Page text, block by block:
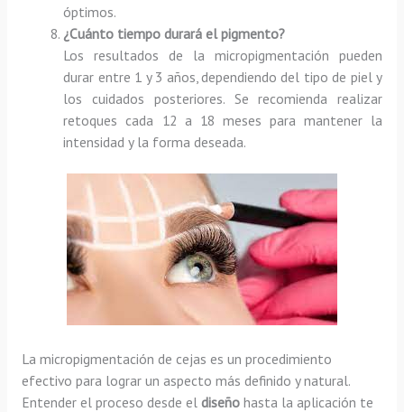
óptimos.
¿Cuánto tiempo durará el pigmento?
Los resultados de la micropigmentación pueden
durar entre 1 y 3 años, dependiendo del tipo de piel y
los cuidados posteriores. Se recomienda realizar
retoques cada 12 a 18 meses para mantener la
intensidad y la forma deseada.
La micropigmentación de cejas es un procedimiento
efectivo para lograr un aspecto más definido y natural.
Entender el proceso desde el diseño hasta la aplicación te